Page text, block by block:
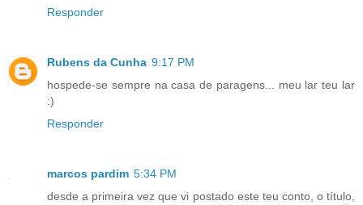
Responder
Rubens da Cunha 9:17 PM
hospede-se sempre na casa de paragens... meu lar teu lar
:)
Responder
marcos pardim 5:34 PM
desde a primeira vez que vi postado este teu conto, o título,